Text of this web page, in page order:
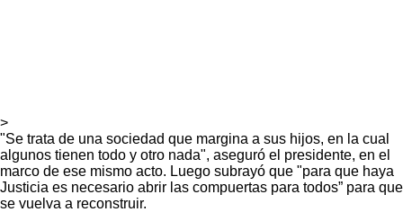
>
"Se trata de una sociedad que margina a sus hijos, en la cual
algunos tienen todo y otro nada", aseguró el presidente, en el
marco de ese mismo acto. Luego subrayó que "para que haya
Justicia es necesario abrir las compuertas para todos” para que
se vuelva a reconstruir.